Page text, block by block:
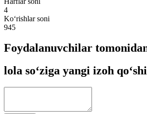
4
Ko‘rishlar soni
945
Foydalanuvchilar
lola so‘ziga yangi izoh